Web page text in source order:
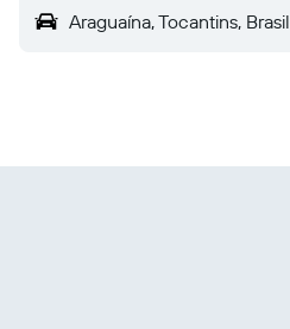
Araguaína, Tocantins, Brasil